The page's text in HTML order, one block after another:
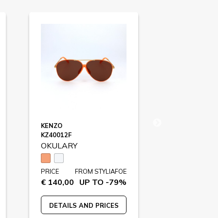
KENZO
KZ40012F
OKULARY
PRICE
€ 140,00
FROM STYLIAFOE
UP TO -79%
DETAILS AND PRICES